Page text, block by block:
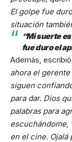
El golpe fue
situación
“Mi suerte
fue duro el
Además,
ahora el
siguen
para dar. Dios
palabras para
escuchándome,
en el cine. Ojalá